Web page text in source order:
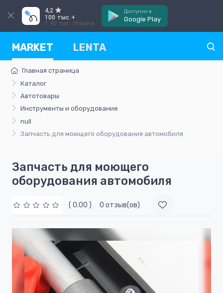
4,2
100 тыс.+
1,92 тыс. отзыва
Доступно в
Google Play
MARKET LENTA
Главная страница
Каталог
Автотовары
Инструменты и оборудование
null
Запчасть для моющего оборудования автомобиля
Запчасть для моющего
оборудования автомобиля
( 0.00 ) 0 отзыв(ов)